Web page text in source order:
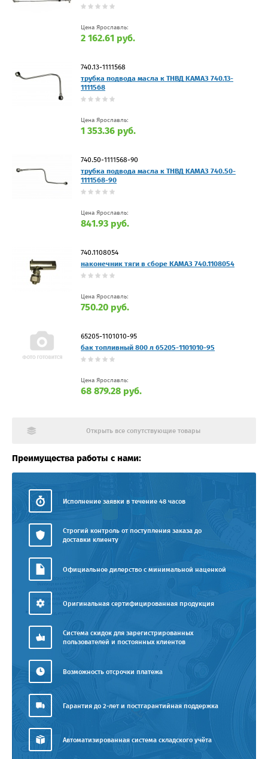
Цена Ярославль:
2 162.61 руб.
740.13-1111568
трубка подвода масла к ТНВД КАМАЗ 740.13-
1111568
Цена Ярославль:
1 353.36 руб.
740.50-1111568-90
трубка подвода масла к ТНВД КАМАЗ 740.50-
1111568-90
Цена Ярославль:
841.93 руб.
740.1108054
наконечник тяги в сборе КАМАЗ 740.1108054
Цена Ярославль:
750.20 руб.
65205-1101010-95
бак топливный 800 л 65205-1101010-95
Цена Ярославль:
68 879.28 руб.
Открыть все сопутствующие товары
Преимущества работы с нами:
Исполнение заявки в течение 48 часов
Строгий контроль от поступления заказа до
доставки клиенту
Официальное дилерство с минимальной наценкой
Оригинальная сертифицированная продукция
Система скидок для зарегистрированных
пользователей и постоянных клиентов
Возможность отсрочки платежа
Гарантия до 2-лет и постгарантийная поддержка
Автоматизированная система складского учёта